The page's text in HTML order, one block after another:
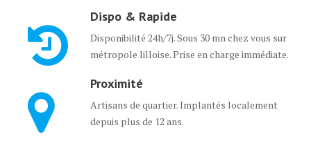
Dispo & Rapide
Disponibilité 24h/7j. Sous 30 mn chez vous sur
métropole lilloise. Prise en charge immédiate.
Proximité
Artisans de quartier. Implantés localement
depuis plus de 12 ans.